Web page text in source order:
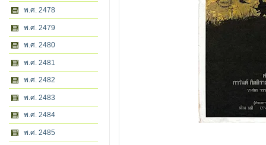
พ.ศ. 2478
พ.ศ. 2479
พ.ศ. 2480
พ.ศ. 2481
พ.ศ. 2482
พ.ศ. 2483
พ.ศ. 2484
พ.ศ. 2485